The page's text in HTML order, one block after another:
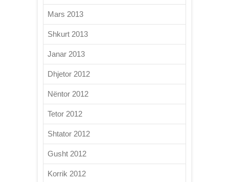
Mars 2013
Shkurt 2013
Janar 2013
Dhjetor 2012
Nëntor 2012
Tetor 2012
Shtator 2012
Gusht 2012
Korrik 2012